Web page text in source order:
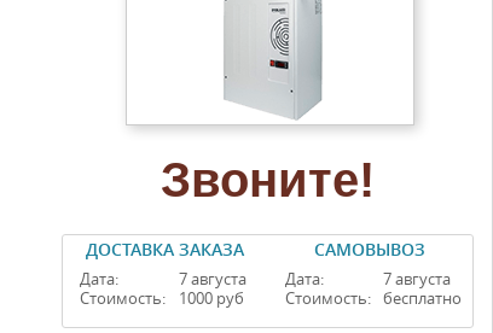
Звоните!
ДОСТАВКА ЗАКАЗА
Дата:
Стоимость:
7 августа
1000 руб
САМОВЫВОЗ
Дата:
Стоимость:
7 августа
бесплатно